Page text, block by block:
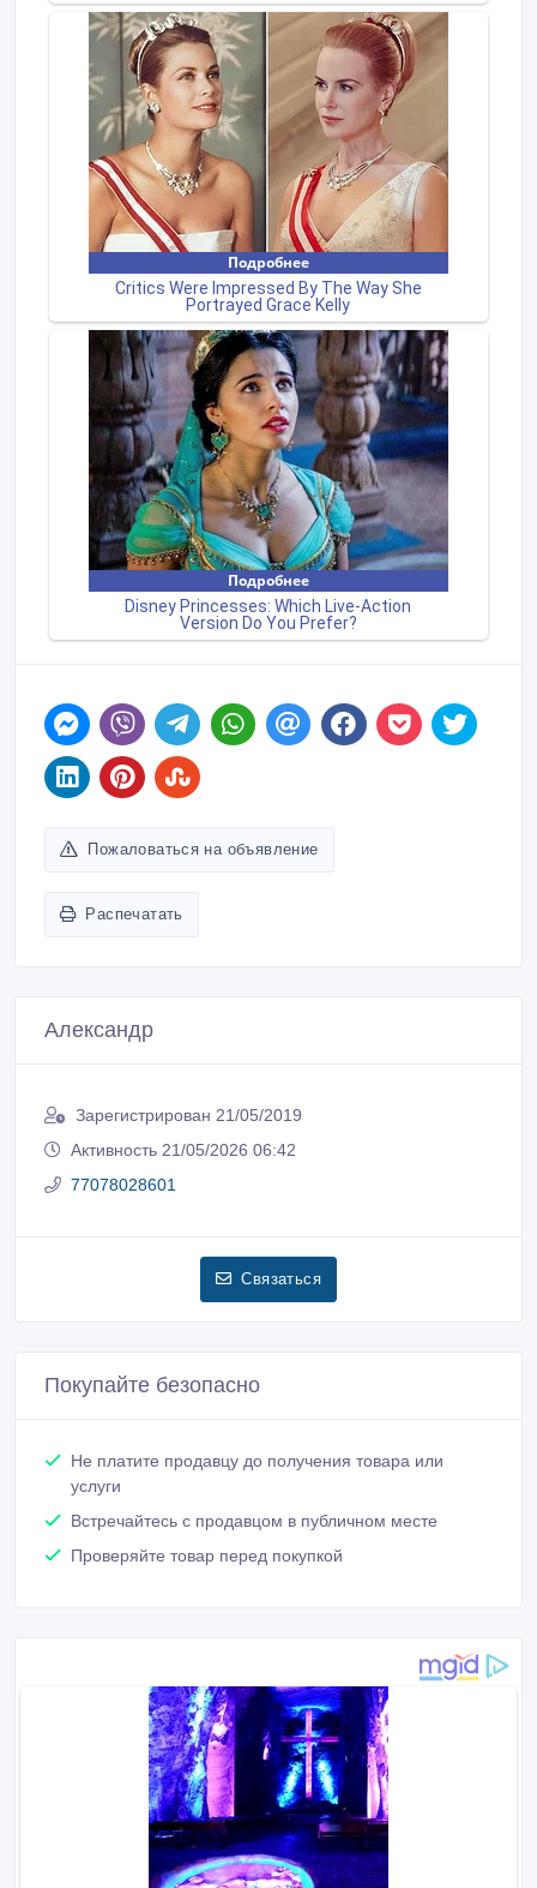
Пожаловаться на объявление
Распечатать
Александр
Зарегистрирован 21/05/2019
Активность 21/05/2026 06:42
77078028601
Связаться
Покупайте безопасно
Не платите продавцу до получения товара или
услуги
Встречайтесь с продавцом в публичном месте
Проверяйте товар перед покупкой